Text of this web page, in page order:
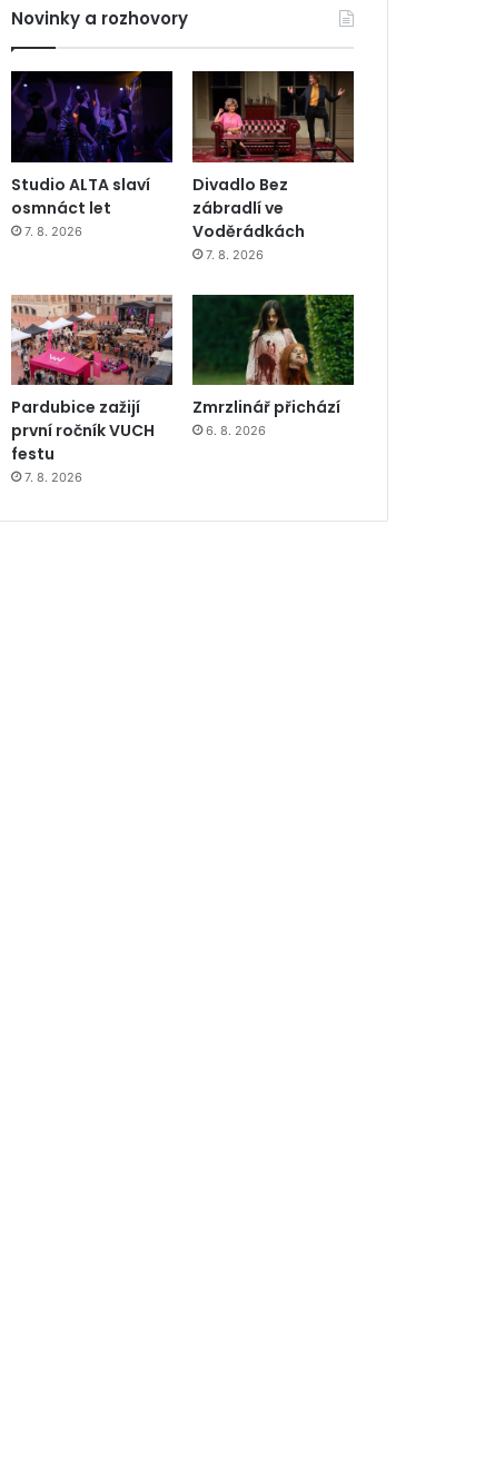
Novinky a rozhovory
Studio ALTA slaví
osmnáct let
7. 8. 2026
Divadlo Bez
zábradlí ve
Voděrádkách
7. 8. 2026
Pardubice zažijí
první ročník VUCH
festu
7. 8. 2026
Zmrzlinář přichází
6. 8. 2026